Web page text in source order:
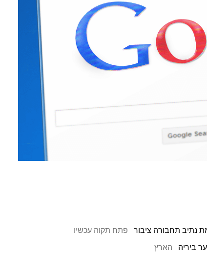
נתיב תחבורה ציבור פתח תקוה עכשיו
ביריה הארץ